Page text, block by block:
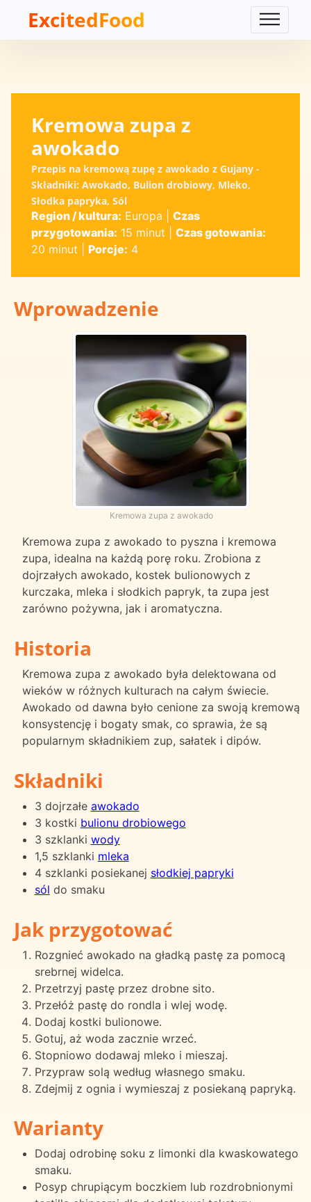
ExcitedFood
Kremowa zupa z
awokado
Przepis na kremową zupę z awokado z Gujany -
Składniki: Awokado, Bulion drobiowy, Mleko,
Słodka papryka, Sól
Region / kultura: Europa
Czas
przygotowania: 15 minut
Czas gotowania:
20 minut
Porcje: 4
Wprowadzenie
Kremowa zupa z awokado
Kremowa zupa z awokado to pyszna i kremowa
zupa, idealna na każdą porę roku. Zrobiona z
dojrzałych awokado, kostek bulionowych z
kurczaka, mleka i słodkich papryk, ta zupa jest
zarówno pożywna, jak i aromatyczna.
Historia
Kremowa zupa z awokado była delektowana od
wieków w różnych kulturach na całym świecie.
Awokado od dawna było cenione za swoją kremową
konsystencję i bogaty smak, co sprawia, że są
popularnym składnikiem zup, sałatek i dipów.
Składniki
3 dojrzałe awokado
3 kostki bulionu drobiowego
3 szklanki wody
1,5 szklanki mleka
4 szklanki posiekanej słodkiej papryki
sól do smaku
Jak przygotować
Rozgnieć awokado na gładką pastę za pomocą
srebrnej widelca.
Przetrzyj pastę przez drobne sito.
Przełóż pastę do rondla i wlej wodę.
Dodaj kostki bulionowe.
Gotuj, aż woda zacznie wrzeć.
Stopniowo dodawaj mleko i mieszaj.
Przypraw solą według własnego smaku.
Zdejmij z ognia i wymieszaj z posiekaną papryką.
Warianty
Dodaj odrobinę soku z limonki dla kwaskowatego
smaku.
Posyp chrupiącym boczkiem lub rozdrobnionymi